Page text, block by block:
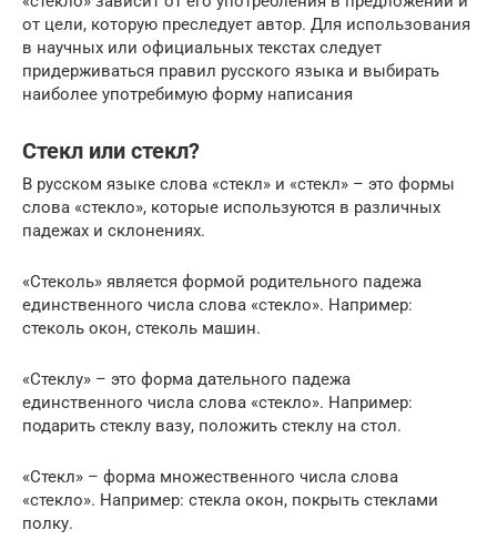
от цели, которую преследует автор. Для использования
в научных или официальных текстах следует
придерживаться правил русского языка и выбирать
наиболее употребимую форму написания
Стекл или стекл?
В русском языке слова «стекл» и «стекл» – это формы
слова «стекло», которые используются в различных
падежах и склонениях.
«Стеколь» является формой родительного падежа
единственного числа слова «стекло». Например:
стеколь окон, стеколь машин.
«Стеклу» – это форма дательного падежа
единственного числа слова «стекло». Например:
подарить стеклу вазу, положить стеклу на стол.
«Стекл» – форма множественного числа слова
«стекло». Например: стекла окон, покрыть стеклами
полку.